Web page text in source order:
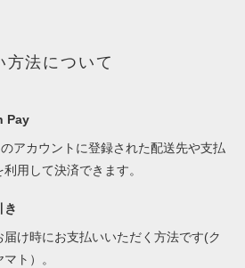
方法について
Pay
アカウントに登録された配送先や支払
利用して決済できます。
き
届け時にお支払いいただく方法です(ク
ト）。